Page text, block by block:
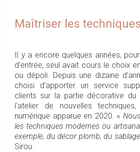
Maîtriser les techniques
Il y a encore quelques années,
d’entrée, seul avait cours le choix
ou dépoli. Depuis une dizaine
choisi d’apporter un service
clients sur la partie décorative du
l'atelier de nouvelles
numérique apparue en 2020. «
les techniques modernes ou
exemple, du décor plomb, du
Sirou.